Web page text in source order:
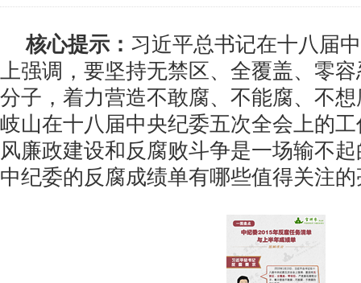
核心提示： 习近平总书记在十八届
上强调，要坚持无禁区、全覆盖、零
分子，着力营造不敢腐、不能腐、不
岐山在十八届中央纪委五次全会上的
风廉政建设和反腐败斗争是一场输不
中纪委的反腐成绩单有哪些值得关注